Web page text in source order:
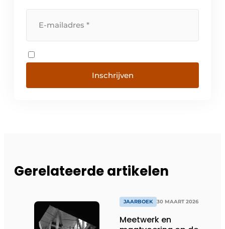
Inschrijven
Gerelateerde artikelen
JAARBOEK 30 MAART 2026
Meetwerk en